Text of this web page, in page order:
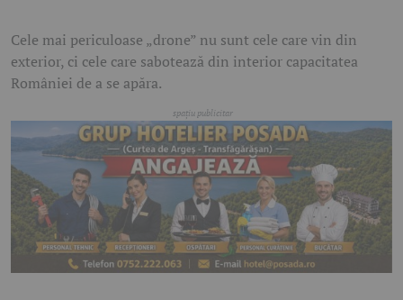
Cele mai periculoase „drone” nu sunt cele care vin din
exterior, ci cele care sabotează din interior capacitatea
României de a se apăra.